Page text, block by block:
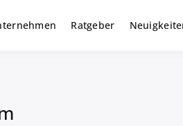
InvestmentsRatgeber